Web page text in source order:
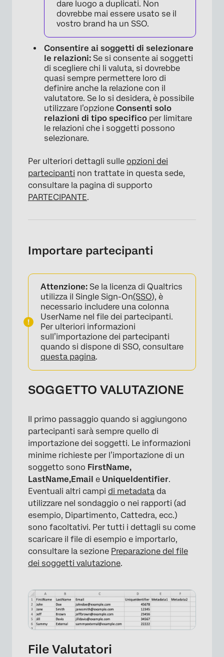
dare luogo a duplicati. Non
dovrebbe mai essere usato se il
vostro brand ha un SSO.
Consentire ai soggetti di selezionare
le relazioni: Se si consente ai soggetti
di scegliere chi li valuta, si dovrebbe
quasi sempre permettere loro di
definire anche la relazione con il
valutatore. Se lo si desidera, è possibile
utilizzare l’opzione Consenti solo
relazioni di tipo specifico per limitare
le relazioni che i soggetti possono
selezionare.
Per ulteriori dettagli sulle opzioni dei
partecipanti non trattate in questa sede,
consultare la pagina di supporto
PARTECIPANTE.
Importare partecipanti
Attenzione: Se la licenza di Qualtrics
utilizza il Single Sign-On(SSO), è
necessario includere una colonna
UserName nel file dei partecipanti.
Per ulteriori informazioni
sull’importazione dei partecipanti
quando si dispone di SSO, consultare
questa pagina.
SOGGETTO VALUTAZIONE
Il primo passaggio quando si aggiungono
partecipanti sarà sempre quello di
importazione dei soggetti. Le informazioni
minime richieste per l’importazione di un
soggetto sono FirstName,
LastName,Email e UniqueIdentifier.
Eventuali altri campi di metadata da
utilizzare nel sondaggio o nei rapporti (ad
esempio, Dipartimento, Cattedra, ecc.)
sono facoltativi. Per tutti i dettagli su come
scaricare il file di esempio e importarlo,
consultare la sezione Preparazione del file
dei soggetti valutazione.
File Valutatori